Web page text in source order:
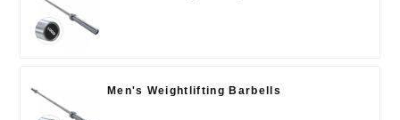
Men's Weightlifting Barbells